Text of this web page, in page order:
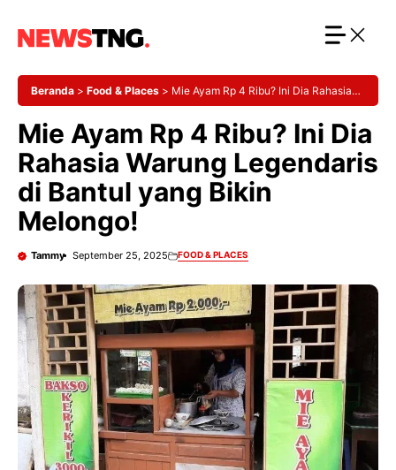
Beranda > Food & Places > Mie Ayam Rp 4 Ribu? Ini Dia Rahasia
Mie Ayam Rp 4 Ribu? Ini Dia
Rahasia Warung Legendaris
di Bantul yang Bikin
Melongo!
Tammy September 25, 2025 FOOD & PLACES